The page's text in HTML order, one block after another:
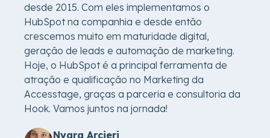
desde 2015. Com eles implementamos o
HubSpot na companhia e desde então
crescemos muito em maturidade digital,
geração de leads e automação de marketing.
Hoje, o HubSpot é a principal ferramenta de
atração e qualificação no Marketing da
Accesstage, graças a parceria e consultoria da
Hook. Vamos juntos na jornada!
Nyara Arcieri